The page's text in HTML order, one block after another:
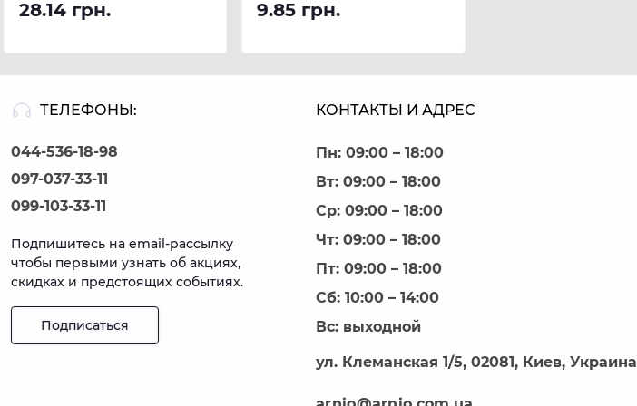
28.14 грн. 9.85 грн.
ТЕЛЕФОНЫ:
044-536-18-98
097-037-33-11
099-103-33-11
Подпишитесь на email-рассылку
чтобы первыми узнать об акциях,
скидках и предстоящих событиях.
Подписаться
КОНТАКТЫ И АДРЕС
Пн: 09:00 – 18:00
Вт: 09:00 – 18:00
Ср: 09:00 – 18:00
Чт: 09:00 – 18:00
Пт: 09:00 – 18:00
Сб: 10:00 – 14:00
Вс: выходной
ул. Клеманская 1/5, 02081, Киев, Украина